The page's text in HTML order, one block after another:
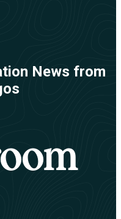
News from